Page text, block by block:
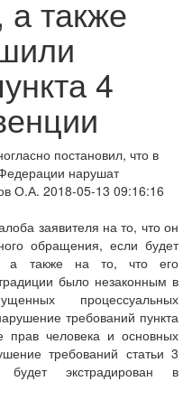
а также
4
постановил, что в
нарушат
О.А. 2018-05-13 09:16:16
заявителя на то, что он
обращения, если будет
а также на то, что его
было незаконным в
процессуальных
требований пункта
прав человека и основных
требований статьи 3
будет экстрадирован в